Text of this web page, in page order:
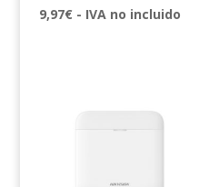
9,97€ - IVA no incluido